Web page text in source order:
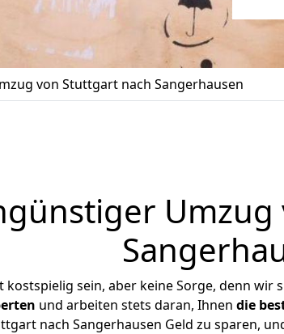
von Stuttgart nach Sangerhausen
sein, aber keine Sorge, denn wir
und arbeiten stets daran, Ihnen die
nach Sangerhausen Geld zu sparen,